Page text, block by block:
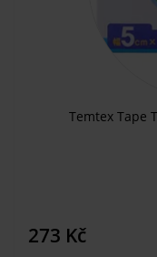
Temtex Tape
273 Kč